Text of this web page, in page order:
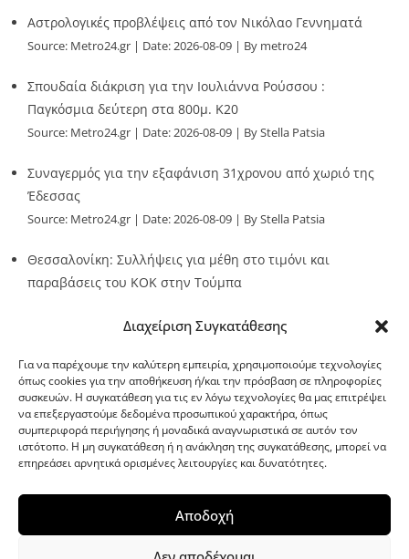
Διαχείριση Συγκατάθεσης
Για να παρέχουμε την καλύτερη εμπειρία, χρησιμοποιούμε τεχνολογίες
όπως cookies για την αποθήκευση ή/και την πρόσβαση σε πληροφορίες
συσκευών. Η συγκατάθεση για τις εν λόγω τεχνολογίες θα μας επιτρέψει
να επεξεργαστούμε δεδομένα προσωπικού χαρακτήρα, όπως
συμπεριφορά περιήγησης ή μοναδικά αναγνωριστικά σε αυτόν τον
ιστότοπο. Η μη συγκατάθεση ή η ανάκληση της συγκατάθεσης, μπορεί να
επηρεάσει αρνητικά ορισμένες λειτουργίες και δυνατότητες.
Αποδοχή
Αστρολογικές προβλέψεις από τον Νικόλαο Γεννηματά
Source: Metro24.gr Date: 2026-08-09 By metro24
Σπουδαία διάκριση για την Ιουλιάννα Ρούσσου :
Παγκόσμια δεύτερη στα 800μ. Κ20
Source: Metro24.gr Date: 2026-08-09 By Stella Patsia
Συναγερμός για την εξαφάνιση 31χρονου από χωριό της
Έδεσσας
Source: Metro24.gr Date: 2026-08-09 By Stella Patsia
Θεσσαλονίκη: Συλλήψεις για μέθη στο τιμόνι και
παραβάσεις του ΚΟΚ στην Τούμπα
G-point.gr